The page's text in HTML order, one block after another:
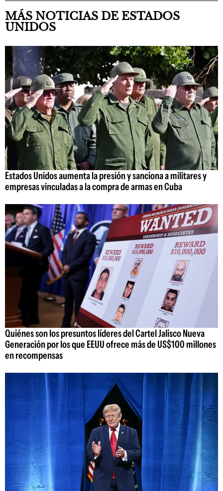
MÁS NOTICIAS DE ESTADOS
UNIDOS
Estados Unidos aumenta la presión y sanciona a militares y
empresas vinculadas a la compra de armas en Cuba
Quiénes son los presuntos líderes del Cartel Jalisco Nueva
Generación por los que EEUU ofrece más de US$100 millones
en recompensas